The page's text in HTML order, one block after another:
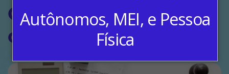
Autônomos, MEI, e Pessoa
Física
O que é outsourcing
de telecom?